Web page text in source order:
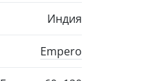
Индия
Empero